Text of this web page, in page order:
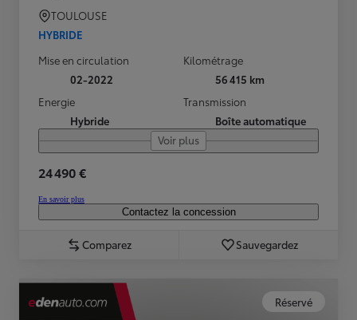
TOULOUSE
HYBRIDE
Mise en circulation
02-2022
Kilométrage
56 415 km
Energie
Hybride
Transmission
Boîte automatique
Voir plus
24 490 €
En savoir plus
Contactez la concession
Comparez Sauvegardez
Réservé